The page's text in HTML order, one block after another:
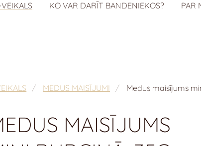
KO VAR DARĪT BANDENIEKOS? PAR
MEDUS MAISĪJUMI Medus maisījums
MAISĪJUMS